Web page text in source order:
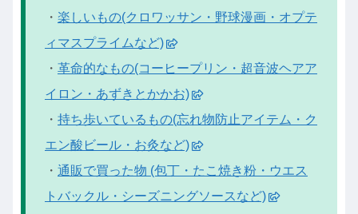
・ 楽しいもの(クロワッサン・野球漫画・オプテ
ィマスプライムなど)
・ 革命的なもの(コーヒープリン・超音波ヘアア
イロン・あずきとかかお)
・ 持ち歩いているもの(忘れ物防止アイテム・ク
エン酸ビール・お灸など)
・ 通販で買った物 (包丁・たこ焼き粉・ウエス
トバックル・シーズニングソースなど)